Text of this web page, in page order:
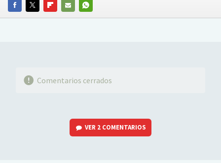
FACEBOOKTWITTERFLIPBOARD
E-
WHATSAPP
Comentarios cerrados
VER 2 COMENTARIOS